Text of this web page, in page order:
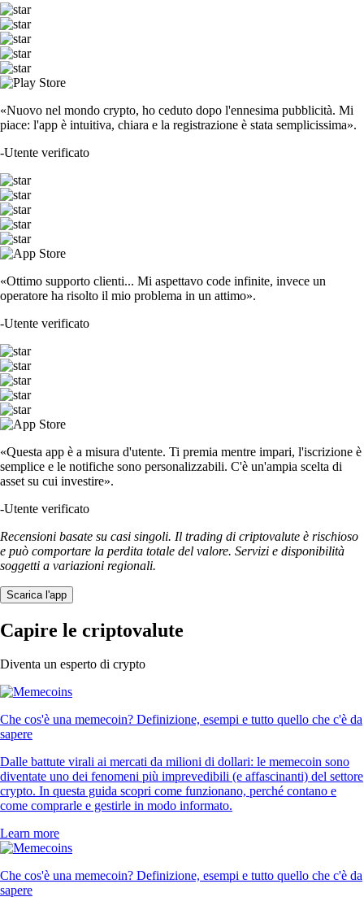
«Nuovo nel mondo crypto, ho ceduto dopo l'ennesima pubblicità. Mi
piace: l'app è intuitiva, chiara e la registrazione è stata semplicissima».
-Utente verificato
«Ottimo supporto clienti... Mi aspettavo code infinite, invece un
operatore ha risolto il mio problema in un attimo».
-Utente verificato
«Questa app è a misura d'utente. Ti premia mentre impari, l'iscrizione è
semplice e le notifiche sono personalizzabili. C'è un'ampia scelta di
asset su cui investire».
-Utente verificato
Recensioni basate su casi singoli. Il trading di criptovalute è rischioso
e può comportare la perdita totale del valore. Servizi e disponibilità
soggetti a variazioni regionali.
Scarica l'app
Capire le criptovalute
Diventa un esperto di crypto
Che cos'è una memecoin? Definizione, esempi e tutto quello che c'è da
sapere
Dalle battute virali ai mercati da milioni di dollari: le memecoin sono
diventate uno dei fenomeni più imprevedibili (e affascinanti) del settore
crypto. In questa guida scopri come funzionano, perché contano e
come comprarle e gestirle in modo informato.
Learn more
Che cos'è una memecoin? Definizione, esempi e tutto quello che c'è da
sapere